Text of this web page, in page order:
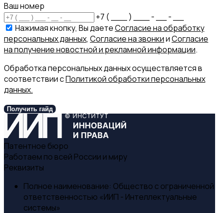
Ваш номер
+7 ( ___ ) ___ - __ - __
Нажимая кнопку, Вы даетеСогласие на обработку
персональных данных, Согласие на звонкииСогласие
на получение новостной и рекламной информации.
Обработка персональных данных осуществляется в
соответствии сПолитикой обработки персональных
данных.
Получить гайд
Патентное бюро
Работаем по всей России и миру
Реквизиты
Полное наименование: Общество с ограниченной
ответственностью «ИИП - Интеллектуальные
системы»